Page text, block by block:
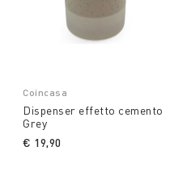
Coincasa
Dispenser effetto cemento
Grey
€ 19,90